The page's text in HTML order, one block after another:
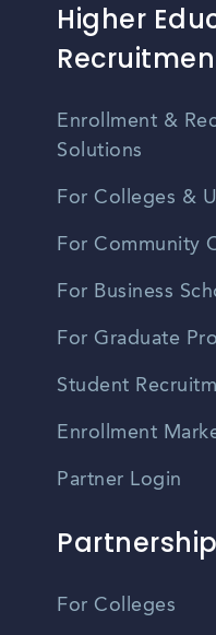
Higher
Enrollment &
Solutions
For Colleges &
For Community
For Business
For Graduate
Student
Enrollment
Partner Login
For Colleges